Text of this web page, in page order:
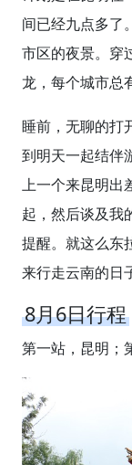
间已经九点多了
市区的夜景。穿
龙，每个城市总
睡前，无聊的打
到明天一起结伴
上一个来昆明出
起，然后谈及我
提醒。就这么东
来行走云南的日
8月6日行程
第一站，昆明；